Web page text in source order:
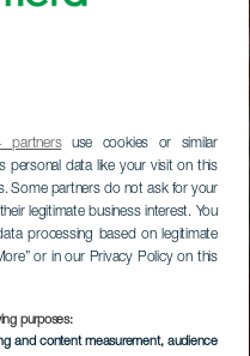
partnersuse cookies or similar
personal data like your visit on this
Some partners do not ask for your
legitimate business interest. You
processing based on legitimate
or in our Privacy Policy on this
purposes:
and content measurement, audience